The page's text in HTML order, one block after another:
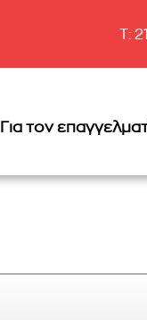
T:
Για τον